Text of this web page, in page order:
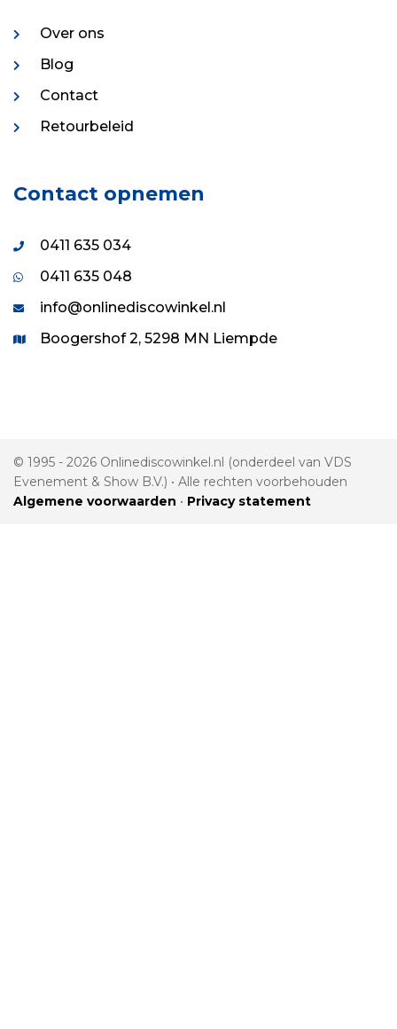
Over ons
Blog
Contact
Retourbeleid
Contact opnemen
0411 635 034
0411 635 048
info@onlinediscowinkel.nl
Boogershof 2, 5298 MN Liempde
© 1995 - 2026 Onlinediscowinkel.nl (onderdeel van VDS
Evenement & Show B.V.) • Alle rechten voorbehouden
Algemene voorwaarden • Privacy statement